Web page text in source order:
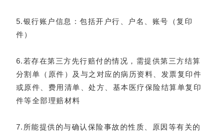
5.银行账户信息：包括开户行、户名、账号（复印
件）
6.若存在第三方先行赔付的情况，需提供第三方结算
分割单（原件）及与之对应的病历资料、发票复印件
或原件、费用清单、处方、基本医疗保险结算单复印
件等全部理赔材料
7.所能提供的与确认保险事故的性质、原因等有关的